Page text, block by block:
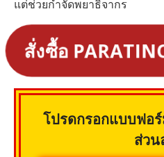
แต่ช่วยกำจัดพยาธิจากร
สั่งซื้อ
โปรดกรอกแบบฟอ
ส่วน